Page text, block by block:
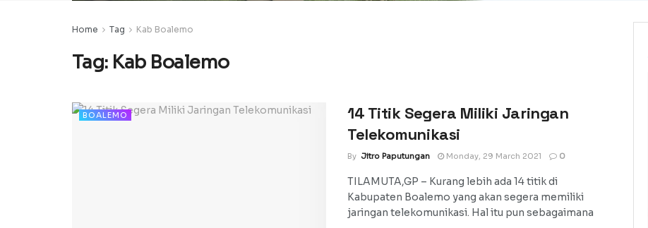
Home Tag Kab Boalemo
Tag: Kab Boalemo
BOALEMO
14 Titik Segera Miliki Jaringan
Telekomunikasi
By Jitro Paputungan Monday, 29 March 2021 0
TILAMUTA,GP – Kurang lebih ada 14 titik di
Kabupaten Boalemo yang akan segera memiliki
jaringan telekomunikasi. Hal itu pun sebagaimana